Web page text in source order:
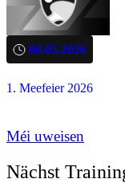
06.05.2026
1. Meefeier 2026
Méi uweisen
Nächst